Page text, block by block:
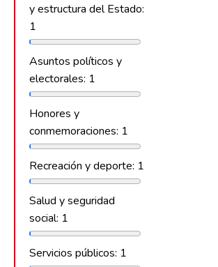
y estructura del Estado:
1
Asuntos políticos y
electorales: 1
Honores y
conmemoraciones: 1
Recreación y deporte: 1
Salud y seguridad
social: 1
Servicios públicos: 1